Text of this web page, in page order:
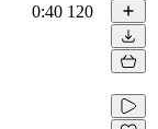
0:40 120